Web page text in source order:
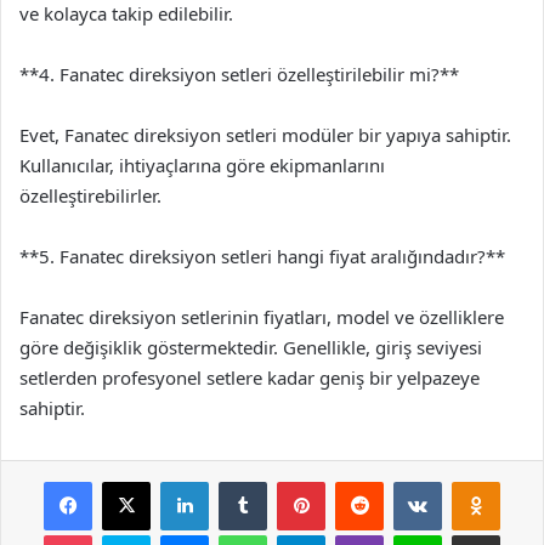
ve kolayca takip edilebilir.
**4. Fanatec direksiyon setleri özelleştirilebilir mi?**
Evet, Fanatec direksiyon setleri modüler bir yapıya sahiptir.
Kullanıcılar, ihtiyaçlarına göre ekipmanlarını
özelleştirebilirler.
**5. Fanatec direksiyon setleri hangi fiyat aralığındadır?**
Fanatec direksiyon setlerinin fiyatları, model ve özelliklere
göre değişiklik göstermektedir. Genellikle, giriş seviyesi
setlerden profesyonel setlere kadar geniş bir yelpazeye
sahiptir.
Facebook
X LinkedInTumblr PinterestReddit VKontakte
Pocket Skype MessengerWhatsAppTelegramViber Line E-Posta ile